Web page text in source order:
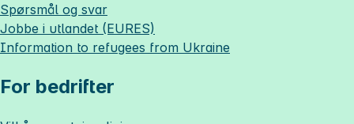
Spørsmål og svar
Jobbe i utlandet (EURES)
Information to refugees from Ukraine
For bedrifter